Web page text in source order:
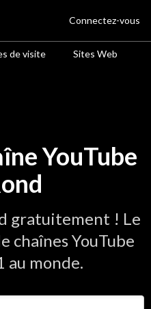
de visite Sites Web
Connectez-vous
YouTube
gratuitement ! Le
chaînes YouTube
au monde.